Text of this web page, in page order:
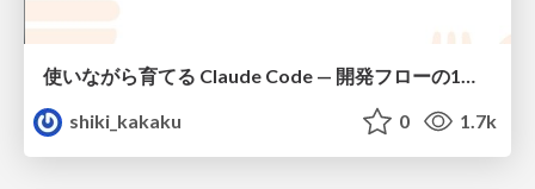
使いながら育てる Claude Code — 開発フローの1コマンド化 × 繰り返し指摘の自動仕組み化
shiki_kakaku
0 1.7k